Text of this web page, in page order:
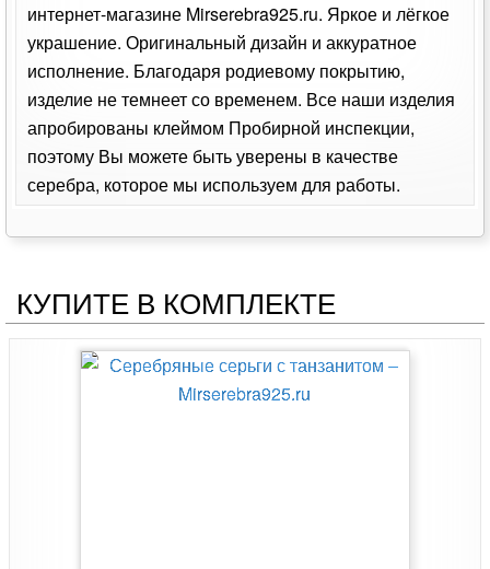
интернет-магазине Mirserebra925.ru. Яркое и лёгкое
украшение. Оригинальный дизайн и аккуратное
исполнение. Благодаря родиевому покрытию,
изделие не темнеет со временем. Все наши изделия
апробированы клеймом Пробирной инспекции,
поэтому Вы можете быть уверены в качестве
серебра, которое мы используем для работы.
КУПИТЕ В КОМПЛЕКТЕ